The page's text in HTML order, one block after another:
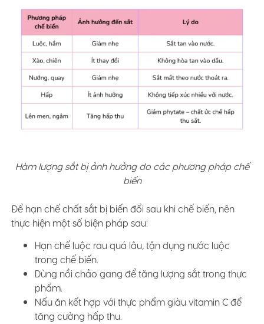
Hàm lượng sắt bị ảnh hưởng do các phương pháp chế
biến
Để hạn chế chất sắt bị biến đổi sau khi chế biến, nên
thực hiện một số biện pháp sau:
Hạn chế luộc rau quá lâu, tận dụng nước luộc
trong chế biến.
Dùng nồi chảo gang để tăng lượng sắt trong thực
phẩm.
Nấu ăn kết hợp với thực phẩm giàu vitamin C để
tăng cường hấp thu.